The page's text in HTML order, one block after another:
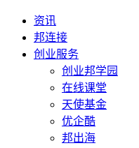
资讯
邦连接
创业服务
创业邦学园
在线课堂
天使基金
优企酷
邦出海